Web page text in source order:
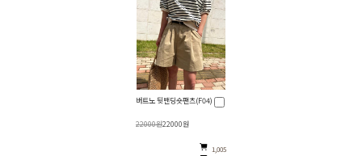
버트노 뒷밴딩숏팬츠(F04)
22000원22000원
1,005